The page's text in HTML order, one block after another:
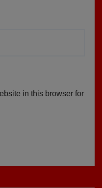
in this browser for